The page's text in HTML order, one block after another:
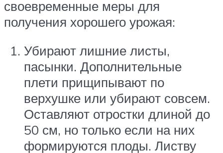
своевременные меры для
получения хорошего урожая:
Убирают лишние листы,
пасынки. Дополнительные
плети прищипывают по
верхушке или убирают совсем.
Оставляют отростки длиной до
50 см, но только если на них
формируются плоды. Листву